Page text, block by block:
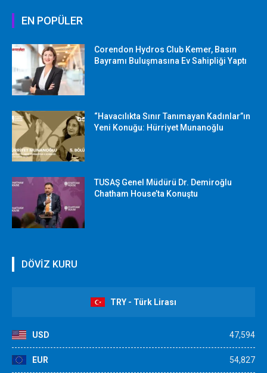
EN POPÜLER
Corendon Hydros Club Kemer, Basın
Bayramı Buluşmasına Ev Sahipliği Yaptı
“Havacılıkta Sınır Tanımayan Kadınlar”ın
Yeni Konuğu: Hürriyet Munanoğlu
TUSAŞ Genel Müdürü Dr. Demiroğlu
Chatham House’ta Konuştu
DÖVİZ KURU
TRY - Türk Lirası
USD 47,594
EUR 54,827